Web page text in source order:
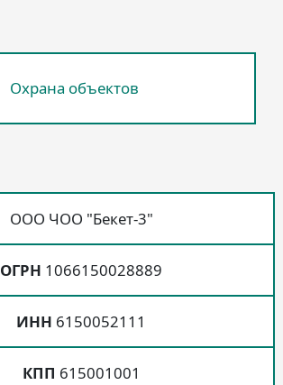
Охрана объектов
ООО ЧОО "Бекет-3"
ОГРН 1066150028889
ИНН 6150052111
КПП 615001001